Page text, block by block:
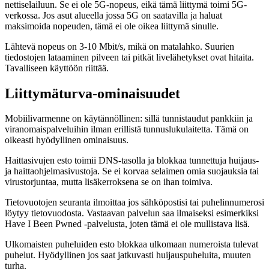
nettiselailuun. Se ei ole 5G-nopeus, eikä tämä liittymä toimi 5G-
verkossa. Jos asut alueella jossa 5G on saatavilla ja haluat
maksimoida nopeuden, tämä ei ole oikea liittymä sinulle.
Lähtevä nopeus on 3-10 Mbit/s, mikä on matalahko. Suurien
tiedostojen lataaminen pilveen tai pitkät livelähetykset ovat hitaita.
Tavalliseen käyttöön riittää.
Liittymäturva-ominaisuudet
Mobiilivarmenne on käytännöllinen: sillä tunnistaudut pankkiin ja
viranomaispalveluihin ilman erillistä tunnuslukulaitetta. Tämä on
oikeasti hyödyllinen ominaisuus.
Haittasivujen esto toimii DNS-tasolla ja blokkaa tunnettuja huijaus-
ja haittaohjelmasivustoja. Se ei korvaa selaimen omia suojauksia tai
virustorjuntaa, mutta lisäkerroksena se on ihan toimiva.
Tietovuotojen seuranta ilmoittaa jos sähköpostisi tai puhelinnumerosi
löytyy tietovuodosta. Vastaavan palvelun saa ilmaiseksi esimerkiksi
Have I Been Pwned -palvelusta, joten tämä ei ole mullistava lisä.
Ulkomaisten puheluiden esto blokkaa ulkomaan numeroista tulevat
puhelut. Hyödyllinen jos saat jatkuvasti huijauspuheluita, muuten
turha.